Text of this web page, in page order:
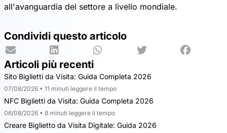
all'avanguardia del settore a livello mondiale.
Condividi questo articolo
Articoli più recenti
Sito Biglietti da Visita: Guida Completa 2026
07/08/2026 • 11 minuti leggere il tempo
NFC Biglietti da Visita: Guida Completa 2026
06/08/2026 • 8 minuti leggere il tempo
Creare Biglietto da Visita Digitale: Guida 2026